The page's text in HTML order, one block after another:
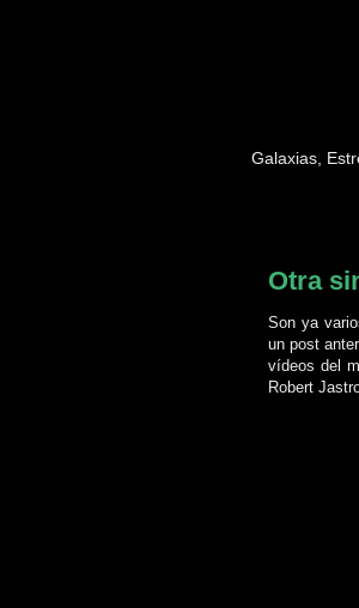
Galaxias,
Otra
Son ya
un post
vídeos del
Robert